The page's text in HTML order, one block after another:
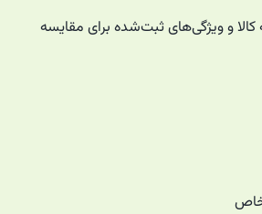
و ویژگی‌های ثبت‌شده برای مقایسه